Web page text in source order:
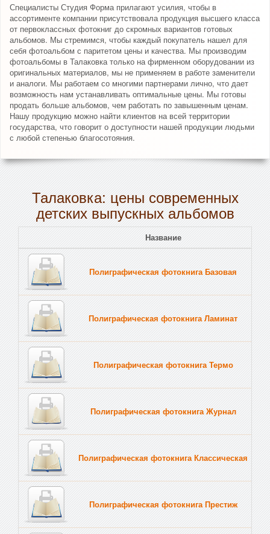
Специалисты Студия Форма прилагают усилия, чтобы в
ассортименте компании присутствовала продукция высшего класса
от первоклассных фотокниг до скромных вариантов готовых
альбомов. Мы стремимся, чтобы каждый покупатель нашел для
себя фотоальбом с паритетом цены и качества. Мы производим
фотоальбомы в Талаковка только на фирменном оборудовании из
оригинальных материалов, мы не применяем в работе заменители
и аналоги. Мы работаем со многими партнерами лично, что дает
возможность нам устанавливать оптимальные цены. Мы готовы
продать больше альбомов, чем работать по завышенным ценам.
Нашу продукцию можно найти клиентов на всей территории
государства, что говорит о доступности нашей продукции людьми
с любой степенью благосотояния.
Талаковка: цены современных
детских выпускных альбомов
Название
Полиграфическая фотокнига Базовая
Полиграфическая фотокнига Ламинат
Полиграфическая фотокнига Термо
Полиграфическая фотокнига Журнал
Полиграфическая фотокнига Классическая
Полиграфическая фотокнига Престиж